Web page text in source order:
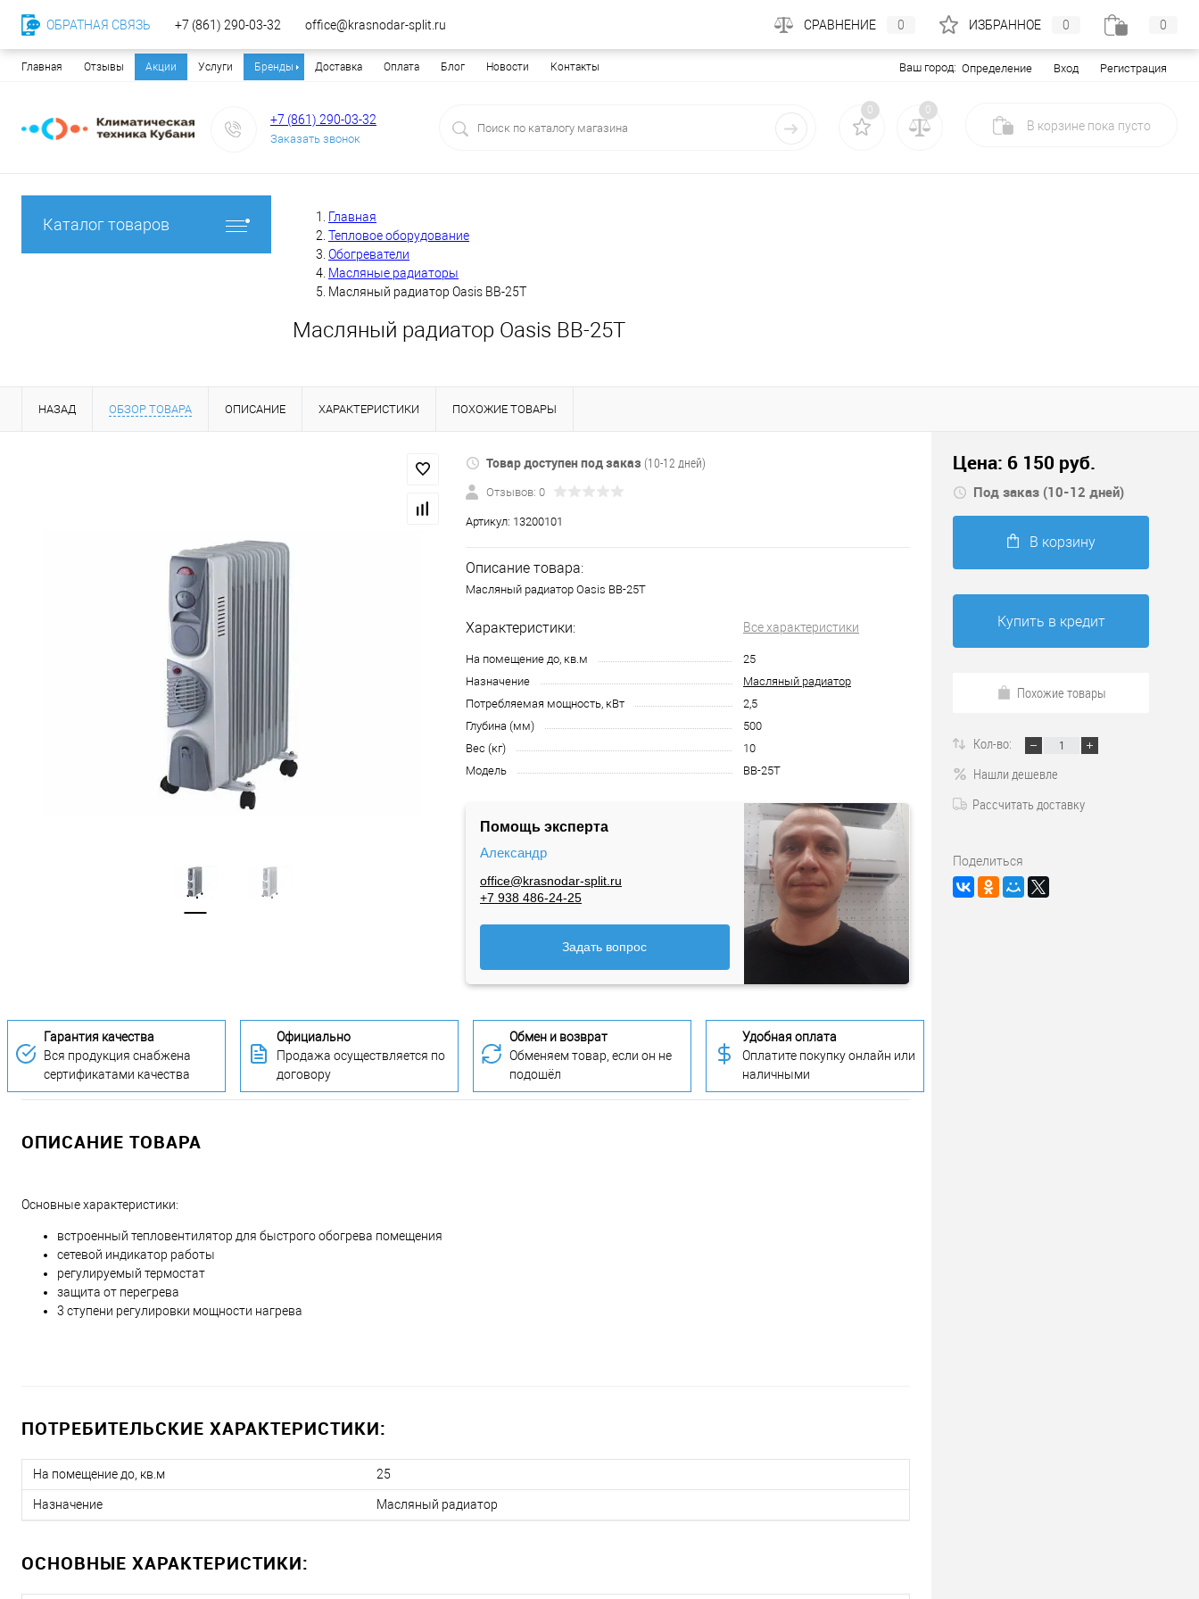
Главная Отзывы Акции Услуги Бренды Доставка Оплата Блог Новости Контакты Ваш город: Определение Вход Регистрация
+7 (861) 290-03-32
Заказать звонок
0 0
В корзине пока пусто
Каталог товаров
Главная
Тепловое оборудование
Обогреватели
Масляные радиаторы
Масляный радиатор Oasis BB-25Т
Масляный радиатор Oasis BB-25Т
НАЗАД ОБЗОР ТОВАРА ОПИСАНИЕ ХАРАКТЕРИСТИКИ ПОХОЖИЕ ТОВАРЫ
Товар доступен под заказ (10-12 дней)
Отзывов: 0
Артикул: 13200101
Описание товара:
Масляный радиатор Oasis BB-25Т
Характеристики: Все характеристики
На помещение до, кв.м
25
Назначение
Масляный радиатор
Потребляемая мощность, кВт
2,5
Глубина (мм)
500
Вес (кг)
10
Модель
BB-25Т
Помощь эксперта
Александр
office@krasnodar-split.ru
+7 938 486-24-25
Задать вопрос
Гарантия качества
Вся продукция снабжена
сертификатами качества
Официально
Продажа осуществляется по
договору
Обмен и возврат
Обменяем товар, если он не
подошёл
Удобная оплата
Оплатите покупку онлайн или
наличными
ОПИСАНИЕ ТОВАРА
Основные характеристики:
встроенный тепловентилятор для быстрого обогрева помещения
сетевой индикатор работы
регулируемый термостат
защита от перегрева
3 ступени регулировки мощности нагрева
ПОТРЕБИТЕЛЬСКИЕ ХАРАКТЕРИСТИКИ:
На помещение до, кв.м 25
Назначение Масляный радиатор
ОСНОВНЫЕ ХАРАКТЕРИСТИКИ:
Цена: 6 150 руб.
Под заказ (10-12 дней)
В корзину
Купить в кредит
Похожие товары
Кол-во:
Нашли дешевле
Рассчитать доставку
Поделиться
ОБРАТНАЯ СВЯЗЬ +7 (861) 290-03-32 office@krasnodar-split.ru СРАВНЕНИЕ 0 ИЗБРАННОЕ 0 0